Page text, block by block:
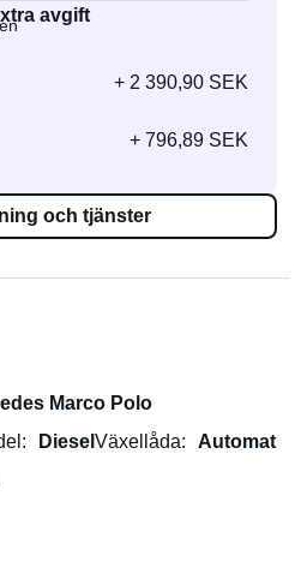
avgift
+ 2 390,90 SEK
+ 796,89 SEK
och tjänster
Marco Polo
Diesel Växellåda
Automat